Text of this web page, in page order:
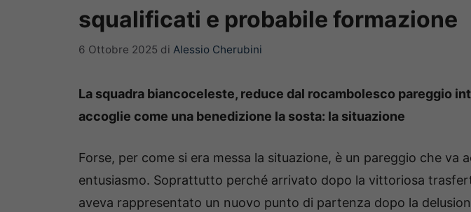
squalificati e probabile formazione
6 Ottobre 2025 di Alessio Cherubini
La squadra biancoceleste, reduce dal rocambolesco pareggio
accoglie come una benedizione la sosta: la situazione
Forse, per come si era messa la situazione, è un pareggio che va
entusiasmo. Soprattutto perché arrivato dopo la vittoriosa
aveva rappresentato un nuovo punto di partenza dopo la